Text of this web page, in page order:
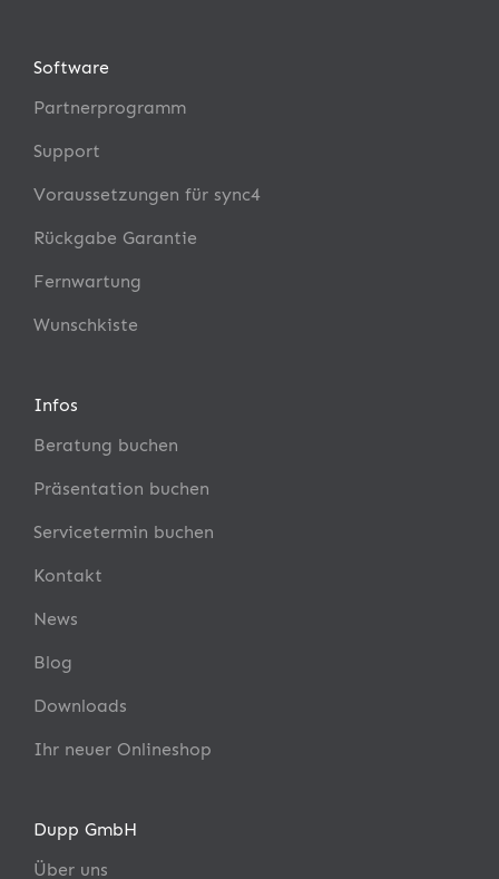
Software
Partnerprogramm
Support
Voraussetzungen für sync4
Rückgabe Garantie
Fernwartung
Wunschkiste
Infos
Beratung buchen
Präsentation buchen
Servicetermin buchen
Kontakt
News
Blog
Downloads
Ihr neuer Onlineshop
Dupp GmbH
Über uns